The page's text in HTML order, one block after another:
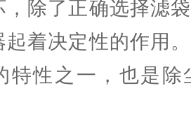
，除了正确选择滤
起着决定性的作用
特性之一，也是除